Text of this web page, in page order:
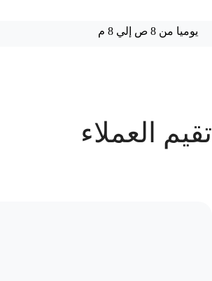
يوميا من 8 ص إلي 8 م
43 حجز
تقيم العملاء